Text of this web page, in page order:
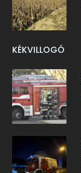
KÉKVILLOGÓ